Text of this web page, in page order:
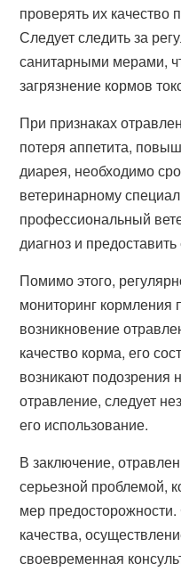
проверять их качество
Следует следить за
санитарными мерами,
загрязнение кормов
При признаках
потеря аппетита,
диарея, необходимо
ветеринарному
профессиональный
диагноз и
Помимо этого,
мониторинг кормления
возникновение
качество корма, его
возникают подозрения
отравление, следует
его использование.
В заключение,
серьезной проблемой,
мер
качества,
своевременная